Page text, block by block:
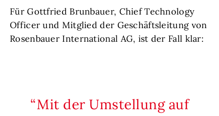
Für Gottfried Brunbauer, Chief Technology
Officer und Mitglied der Geschäftsleitung von
Rosenbauer International AG, ist der Fall klar:
Mit der Umstellung auf